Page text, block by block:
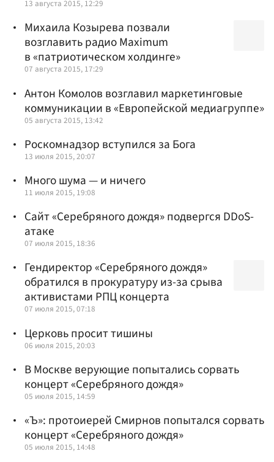
13 августа 2015, 12:29
Михаила Козырева позвали
возглавить радио Maximum
в «патриотическом холдинге»
07 августа 2015, 17:29
Антон Комолов возглавил маркетинговые
коммуникации в «Европейской медиагруппе»
05 августа 2015, 13:42
Роскомнадзор вступился за Бога
13 июля 2015, 20:07
Много шума — и ничего
11 июля 2015, 19:08
Сайт «Серебряного дождя» подвергся DDoS-
атаке
07 июля 2015, 18:36
Гендиректор «Серебряного дождя»
обратился в прокуратуру из-за срыва
активистами РПЦ концерта
07 июля 2015, 07:18
Церковь просит тишины
06 июля 2015, 20:03
В Москве верующие попытались сорвать
концерт «Серебряного дождя»
05 июля 2015, 14:59
«Ъ»: протоиерей Смирнов попытался сорвать
концерт «Серебряного дождя»
05 июля 2015, 14:48